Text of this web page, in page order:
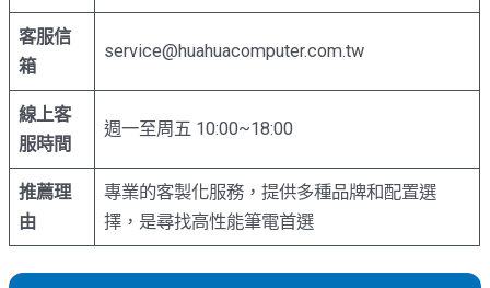
客服信
箱
service@huahuacomputer.com.tw
線上客
服時間
週一至周五 10:00~18:00
推薦理
由
專業的客製化服務，提供多種品牌和配置選
擇，是尋找高性能筆電首選